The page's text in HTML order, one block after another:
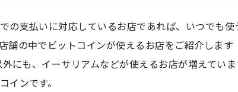
の支払いに対応しているお店であれば、いつでも使
舗の中でビットコインが使えるお店をご紹介します
にも、イーサリアムなどが使えるお店が増えていま
インです。